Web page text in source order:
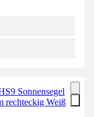
Sonnensegel
rechteckig Weiß